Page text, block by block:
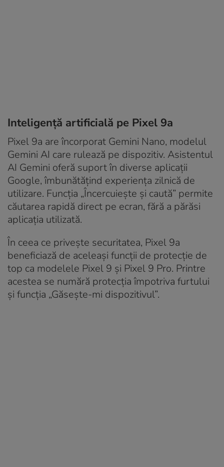
Inteligență artificială pe Pixel 9a
Pixel 9a are încorporat Gemini Nano, modelul
Gemini AI care rulează pe dispozitiv. Asistentul
AI Gemini oferă suport în diverse aplicații
Google, îmbunătățind experiența zilnică de
utilizare. Funcția „Încercuiește și caută” permite
căutarea rapidă direct pe ecran, fără a părăsi
aplicația utilizată.
În ceea ce privește securitatea, Pixel 9a
beneficiază de aceleași funcții de protecție de
top ca modelele Pixel 9 și Pixel 9 Pro. Printre
acestea se numără protecția împotriva furtului
și funcția „Găsește-mi dispozitivul”.